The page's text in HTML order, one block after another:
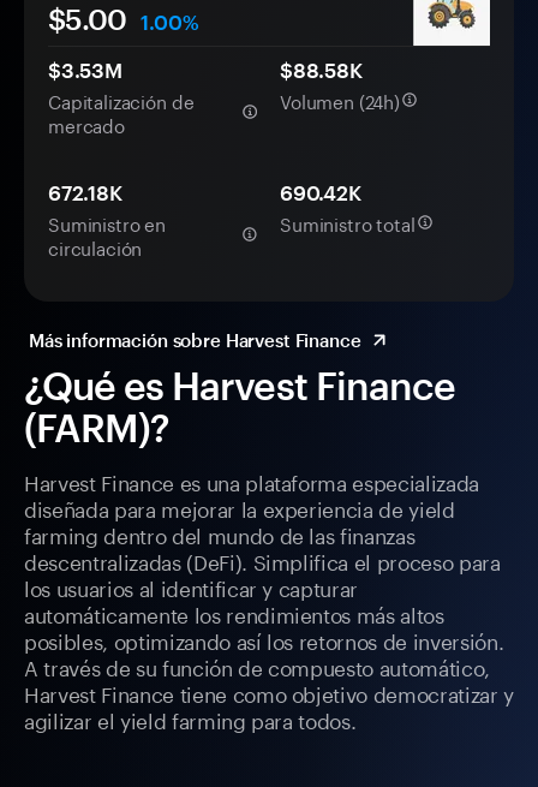
¿Qué es Harvest Finance
(FARM)?
Harvest Finance es una plataforma especializada
diseñada para mejorar la experiencia de yield
farming dentro del mundo de las finanzas
descentralizadas (DeFi). Simplifica el proceso para
los usuarios al identificar y capturar
automáticamente los rendimientos más altos
posibles, optimizando así los retornos de inversión.
A través de su función de compuesto automático,
Harvest Finance tiene como objetivo democratizar y
agilizar el yield farming para todos.
$5.00
1.00%
$3.53M
Capitalización de
mercado
$88.58K
Volumen (24h)
672.18K
Suministro en
circulación
690.42K
Suministro total
Más información sobre Harvest Finance